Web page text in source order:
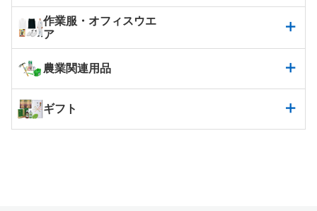
作業服・オフィスウエ
ア
農業関連用品
ギフト